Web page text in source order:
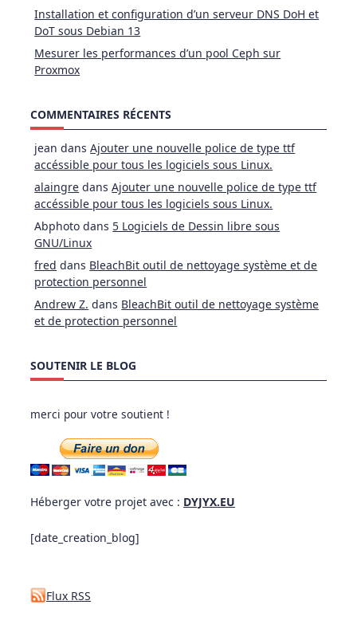
Installation et configuration d’un serveur DNS DoH et
DoT sous Debian 13
Mesurer les performances d’un pool Ceph sur
Proxmox
COMMENTAIRES RÉCENTS
jean dansAjouter une nouvelle police de type ttf
accéssible pour tous les logiciels sous Linux.
alaingre dansAjouter une nouvelle police de type ttf
accéssible pour tous les logiciels sous Linux.
Abphoto dans 5 Logiciels de Dessin libre sous
GNU/Linux
fred dans BleachBit outil de nettoyage système et de
protection personnel
Andrew Z. dans BleachBit outil de nettoyage système
et de protection personnel
SOUTENIR LE BLOG
merci pour votre soutient !
Héberger votre projet avec : DYJYX.EU
[date_creation_blog]
Flux RSS